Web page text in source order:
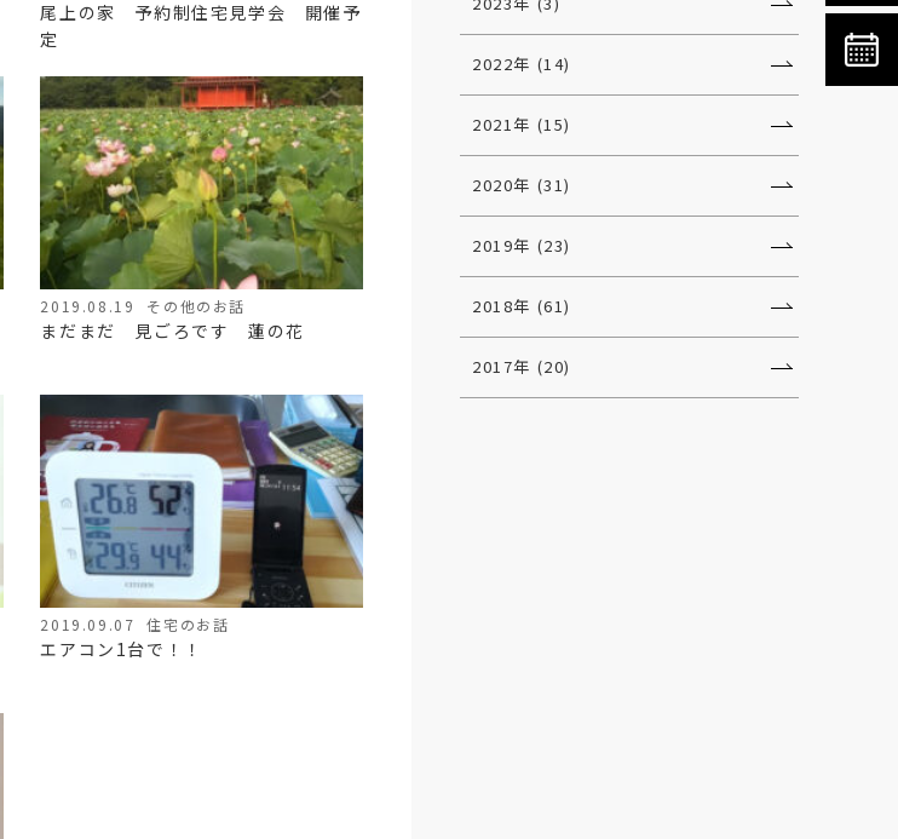
尾上の家 予約制住宅見学会 開催予
定
2019.08.19 その他のお話
まだまだ 見ごろです 蓮の花
2019.09.07 住宅のお話
エアコン1台で！！
2022年 (14)
2021年 (15)
2020年 (31)
2019年 (23)
2018年 (61)
2017年 (20)